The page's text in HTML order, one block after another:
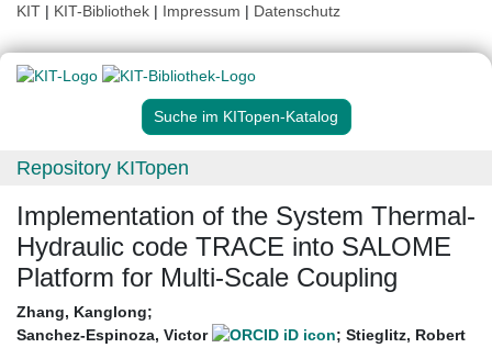
KIT | KIT-Bibliothek | Impressum | Datenschutz
Suche im KITopen-Katalog
Repository KITopen
Implementation of the System Thermal-
Hydraulic code TRACE into SALOME
Platform for Multi-Scale Coupling
Zhang, Kanglong;
Sanchez-Espinoza, Victor
; Stieglitz, Robert